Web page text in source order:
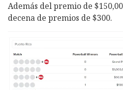
Además del premio de
decena de premios de $300.